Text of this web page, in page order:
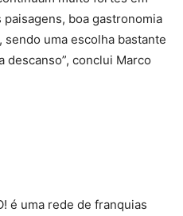
boa gastronomia
uma escolha bastante
descanso”, conclui Marco
é uma rede de franquias